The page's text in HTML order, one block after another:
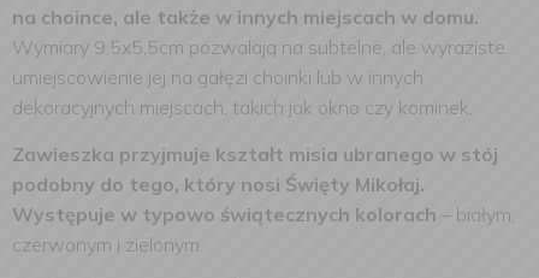
na choince, ale także w innych miejscach w domu.
Wymiary 9,5x5,5cm pozwalają na subtelne, ale wyraziste
umiejscowienie jej na gałęzi choinki lub w innych
dekoracyjnych miejscach, takich jak okno czy kominek.
Zawieszka przyjmuje kształt misia ubranego w stój
podobny do tego, który nosi Święty Mikołaj.
Występuje w typowo świątecznych kolorach – białym,
czerwonym i zielonym.